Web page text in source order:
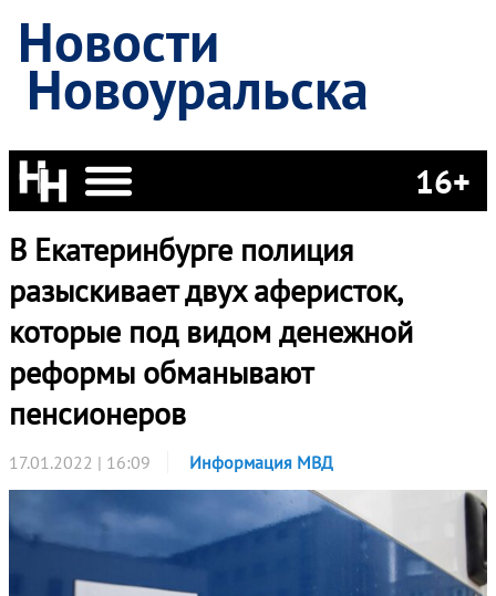
Новости
Новоуральска
16+
В Екатеринбурге полиция
разыскивает двух аферисток,
которые под видом денежной
реформы обманывают
пенсионеров
17.01.2022 | 16:09 Информация МВД